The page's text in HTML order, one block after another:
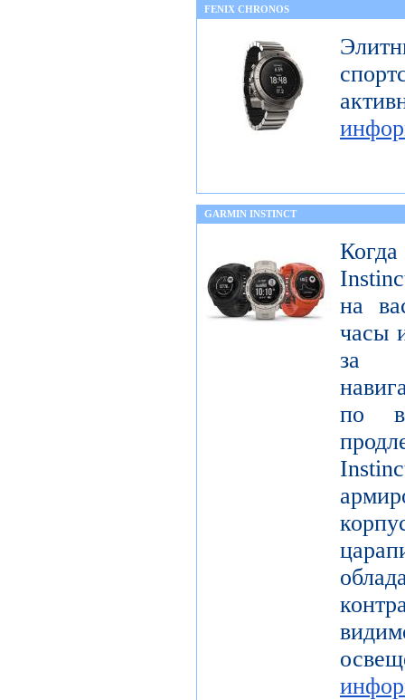
FENIX CHRONOS
GARMIN INSTINCT
на
часы
за
по